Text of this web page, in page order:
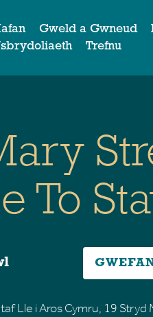
Gweld a Gwneud
Trefnu
To
Lle i Aros Cymru, 19